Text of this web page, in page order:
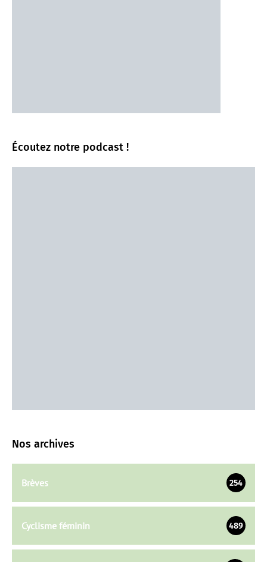
Écoutez notre podcast !
Nos archives
Brèves 254
Cyclisme féminin 489